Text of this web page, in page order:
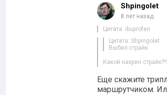
Shpingolet
8 лет назад
Цитата: ibuprofen
Цитата: Shpingolet
Выбил страйк
Какой нахрен
Еще скажите
маршрутчиком.